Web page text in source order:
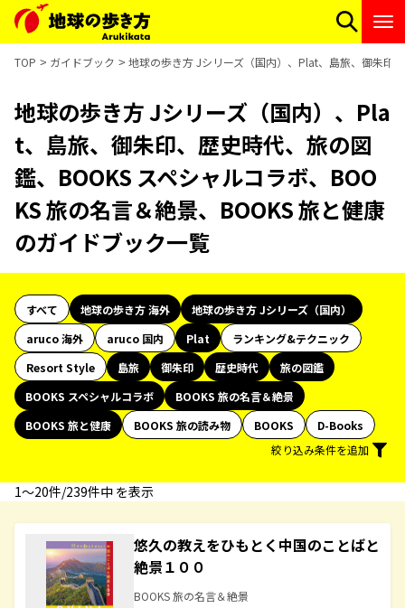
TOP ガイドブック 地球の歩き方 Jシリーズ（国内）、Plat、島旅、御朱印
地球の歩き方 Jシリーズ（国内）、Pla
t、島旅、御朱印、歴史時代、旅の図
鑑、BOOKS スペシャルコラボ、BOO
KS 旅の名言＆絶景、BOOKS 旅と健康
のガイドブック一覧
すべて 地球の歩き方 海外
地球の歩き方 Jシリーズ（国内）
aruco 海外
aruco 国内 Plat
ランキング&テクニック
Resort Style
島旅 御朱印 歴史時代
旅の図鑑
BOOKS スペシャルコラボ
BOOKS 旅の名言＆絶景
BOOKS 旅と健康
BOOKS 旅の読み物 BOOKS
D-Books
絞り込み条件を追加
1〜20件/239件中 を表示
悠久の教えをひもとく中国のことばと
絶景１００
BOOKS 旅の名言＆絶景